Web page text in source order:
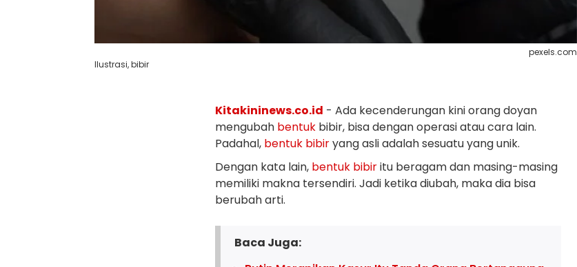
pexels.com
Ilustrasi, bibir
Kitakininews.co.id - Ada kecenderungan kini orang doyan
mengubah bentuk bibir, bisa dengan operasi atau cara lain.
Padahal, bentuk bibiryang asli adalah sesuatu yang unik.
Dengan kata lain, bentuk bibiritu beragam dan masing-masing
memiliki makna tersendiri. Jadi ketika diubah, maka dia bisa
berubah arti.
Baca Juga: